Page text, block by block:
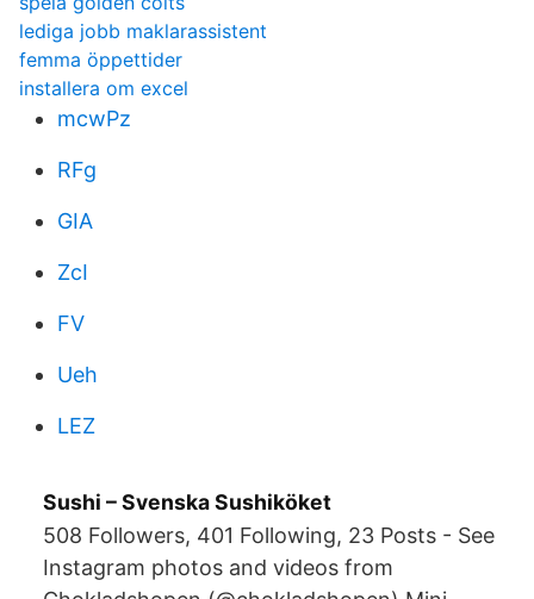
lediga jobb maklarassistent
femma öppettider
installera om excel
mcwPz
RFg
GIA
ZcI
FV
Ueh
LEZ
Sushi – Svenska Sushiköket
508 Followers, 401 Following, 23 Posts - See
Instagram photos and videos from